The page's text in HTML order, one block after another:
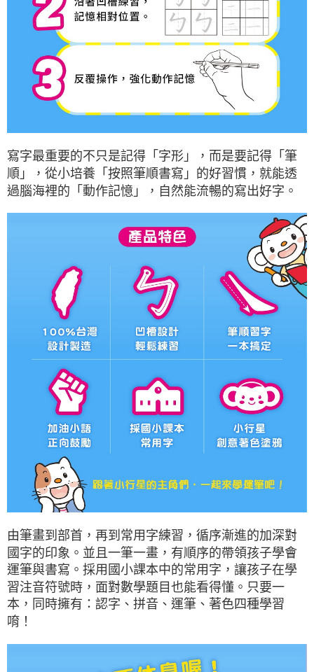
寫字最重要的不只是記得「字形」，而是要記得「筆
順」，從小培養「按照筆順書寫」的好習慣，就能透
過腦海裡的「動作記憶」，自然能流暢的寫出好字。
由筆畫到部首，再到常用字練習，循序漸進的加深對
國字的印象。並且一筆一畫，有順序的帶領孩子學會
運筆與書寫。採用國小課本中的常用字，讓孩子在學
習注音符號時，面對數學題目也能看得懂。只要一
本，同時擁有：認字、拼音、運筆、著色四種學習
唷！